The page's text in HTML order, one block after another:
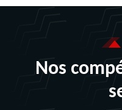
Nos